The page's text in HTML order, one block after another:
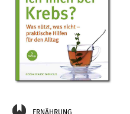
ERNÄHRUNG